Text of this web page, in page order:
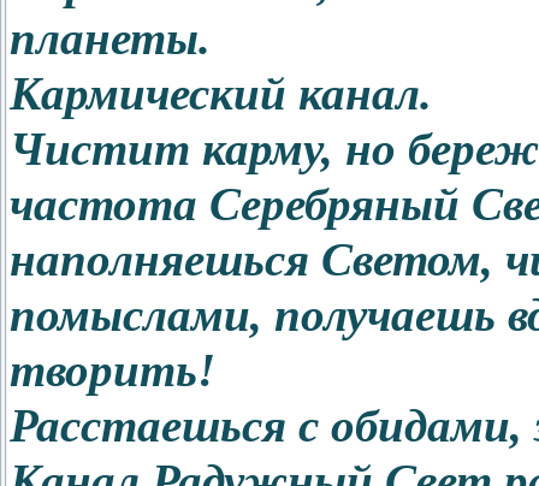
планеты.
Кармический канал.
Чистит карму, но
частота Серебряный
наполняешься Светом,
помыслами, получаешь
творить!
Расстаешься с